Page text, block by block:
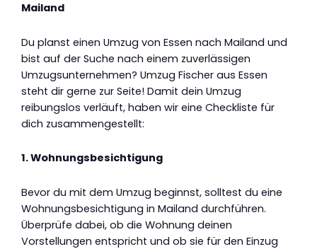
Mailand
Du planst einen Umzug von Essen nach Mailand und
bist auf der Suche nach einem zuverlässigen
Umzugsunternehmen? Umzug Fischer aus Essen
steht dir gerne zur Seite! Damit dein Umzug
reibungslos verläuft, haben wir eine Checkliste für
dich zusammengestellt:
1. Wohnungsbesichtigung
Bevor du mit dem Umzug beginnst, solltest du eine
Wohnungsbesichtigung in Mailand durchführen.
Überprüfe dabei, ob die Wohnung deinen
Vorstellungen entspricht und ob sie für den Einzug